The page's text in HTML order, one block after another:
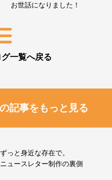
一覧へ戻る
お世話になりました！
記事をもっと見る
っと身近な存在で。
ュースレター制作の裏側